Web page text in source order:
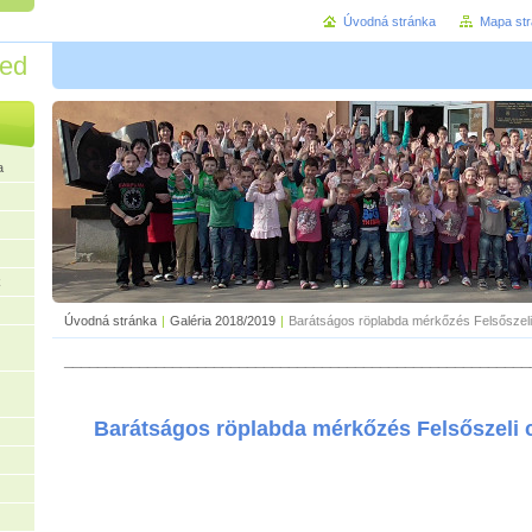
Úvodná stránka | Galéria 2018/2019 | Barátságos röplabda mérkőzés
Barátságos röplabda mérkőzés Felsőszeli
Úvodná stránka Mapa